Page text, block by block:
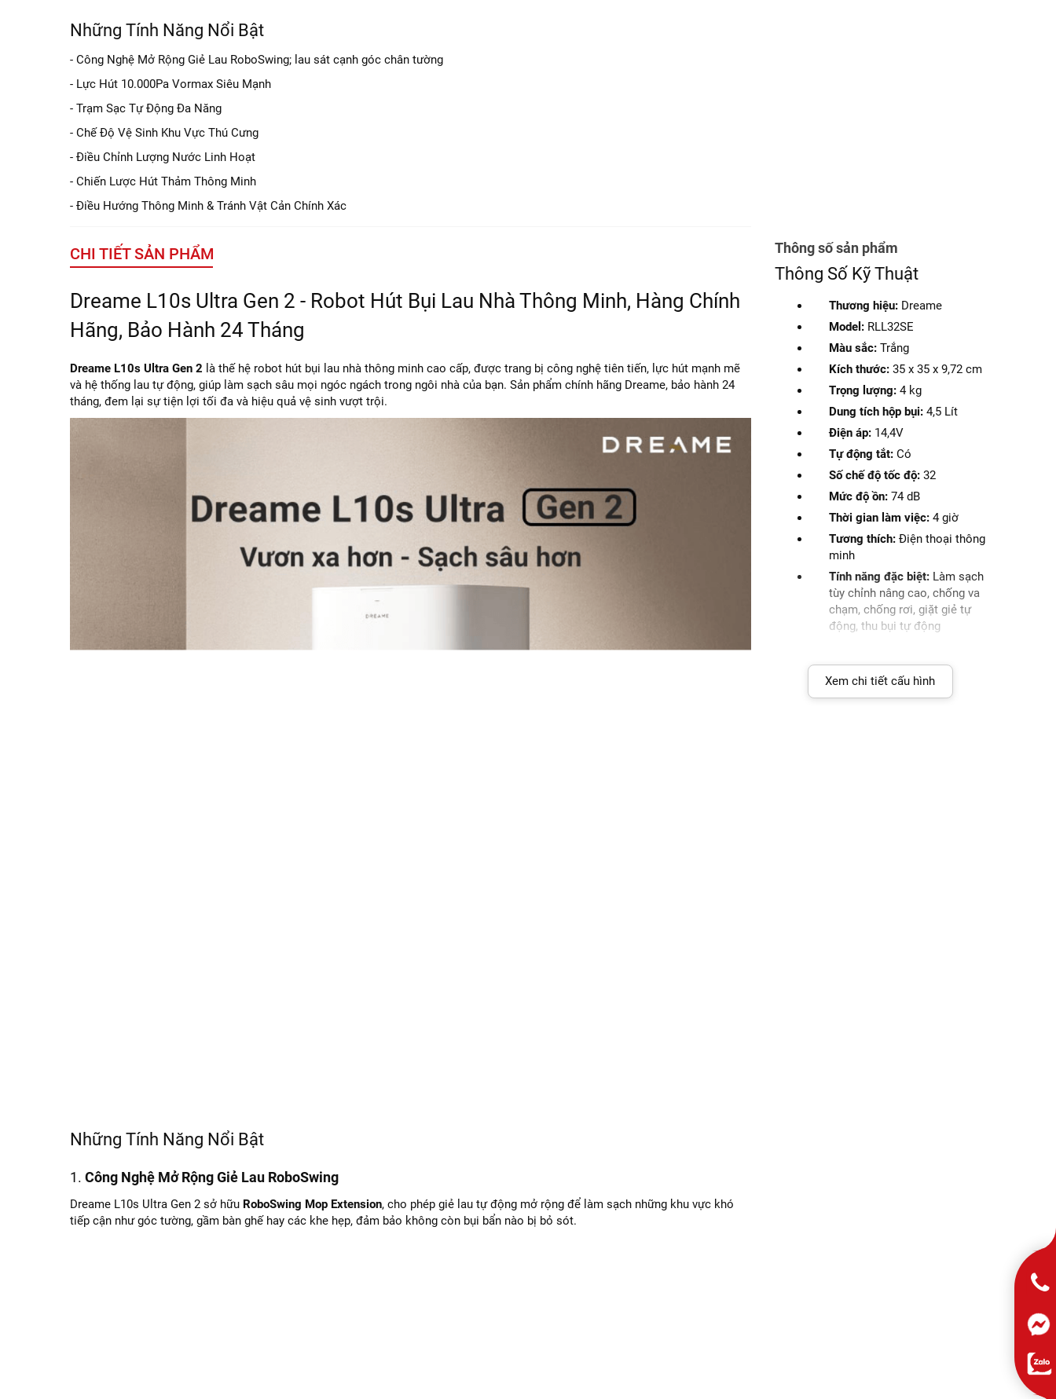
Những Tính Năng Nổi Bật
- Công Nghệ Mở Rộng Giẻ Lau RoboSwing; lau sát cạnh góc chân tường
- Lực Hút 10.000Pa Vormax Siêu Mạnh
- Trạm Sạc Tự Động Đa Năng
- Chế Độ Vệ Sinh Khu Vực Thú Cưng
- Điều Chỉnh Lượng Nước Linh Hoạt
- Chiến Lược Hút Thảm Thông Minh
- Điều Hướng Thông Minh & Tránh Vật Cản Chính Xác
CHI TIẾT SẢN PHẨM
Dreame L10s Ultra Gen 2 - Robot Hút Bụi Lau Nhà Thông Minh, Hàng Chính
Hãng, Bảo Hành 24 Tháng
Dreame L10s Ultra Gen 2 là thế hệ robot hút bụi lau nhà thông minh cao cấp, được trang bị công nghệ tiên tiến, lực hút mạnh mẽ
và hệ thống lau tự động, giúp làm sạch sâu mọi ngóc ngách trong ngôi nhà của bạn. Sản phẩm chính hãng Dreame, bảo hành 24
tháng, đem lại sự tiện lợi tối đa và hiệu quả vệ sinh vượt trội.
Những Tính Năng Nổi Bật
1.Công Nghệ Mở Rộng Giẻ Lau RoboSwing
Dreame L10s Ultra Gen 2 sở hữu RoboSwing Mop Extension, cho phép giẻ lau tự động mở rộng để làm sạch những khu vực khó
tiếp cận như góc tường, gầm bàn ghế hay các khe hẹp, đảm bảo không còn bụi bẩn nào bị bỏ sót.
Thông số sản phẩm
Thông Số Kỹ Thuật
Thương hiệu:Dreame
Model:RLL32SE
Màu sắc:Trắng
Kích thước:35 x 35 x 9,72 cm
Trọng lượng:4 kg
Dung tích hộp bụi:4,5 Lít
Điện áp:14,4V
Tự động tắt:Có
Số chế độ tốc độ:32
Mức độ ồn:74 dB
Thời gian làm việc:4 giờ
Tương thích:Điện thoại thông
minh
Tính năng đặc biệt:Làm sạch
tùy chỉnh nâng cao, chống va
chạm, chống rơi, giặt giẻ tự
động, thu bụi tự động
Xem chi tiết cấu hình